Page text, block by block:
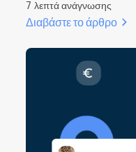
7 λεπτά ανάγνωσης
Διαβάστε το άρθρο